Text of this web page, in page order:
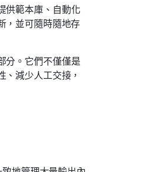
供範本庫、自動化
，並可隨時隨地存
分。它們不僅僅是
減少人工交接，